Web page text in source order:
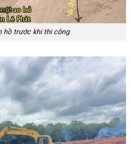
hồ trước khi thi công